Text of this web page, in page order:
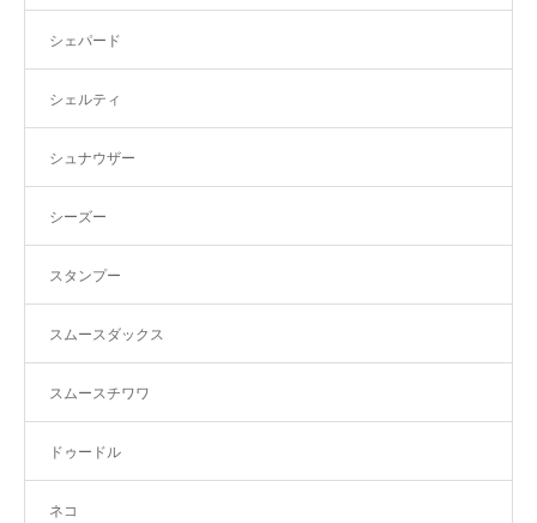
シェパード
シェルティ
シュナウザー
シーズー
スタンプー
スムースダックス
スムースチワワ
ドゥードル
ネコ